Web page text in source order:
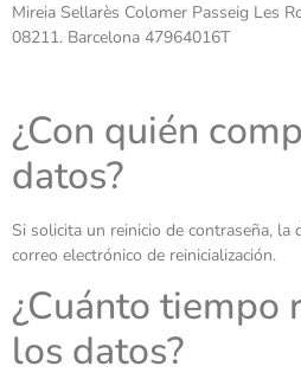
Mireia Sellarès Colomer Passeig Les
08211. Barcelona 47964016T
¿Con quién
datos?
Si solicita un reinicio de contraseña, la
correo electrónico de reinicialización.
¿Cuánto tiempo
los datos?